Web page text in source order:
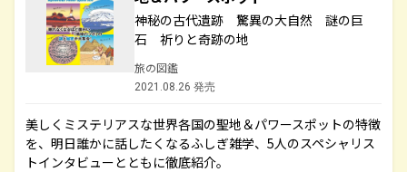
神秘の古代遺跡 驚異の大自然 謎の巨
石 祈りと奇跡の地
旅の図鑑
2021.08.26 発売
美しくミステリアスな世界各国の聖地＆パワースポットの特徴
を、明日誰かに話したくなるふしぎ雑学、5人のスペシャリス
トインタビューとともに徹底紹介。